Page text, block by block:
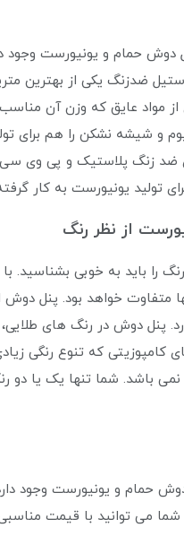
حمام و یونیورست وجود
ضدزنگ یکی از بهترین
از مواد عایق که وزن آن
و شیشه نشکن را هم برای
زنگ پلاستیک و پی وی سی
تولید یونیورست به کار
را باید به خوبی بشناسید.
متفاوت خواهد بود. پنل دوش
پنل دوش در رنگ های
که تنوع رنگی
باشد. شما تنها یک یا دو
حمام و یونیورست وجود
می توانید با قیمت مناسبی